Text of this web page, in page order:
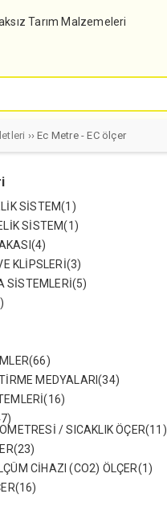
›› Ec Metre - EC ölçer
SISTEM(1)
SISTEM(1)
(4)
KLIPSLERI(3)
SISTEMLERI(5)
(66)
MEDYALARI(34)
(16)
/ SICAKLIK ÖÇER(11)
(23)
CIHAZI (CO2) ÖLÇER(1)
(16)